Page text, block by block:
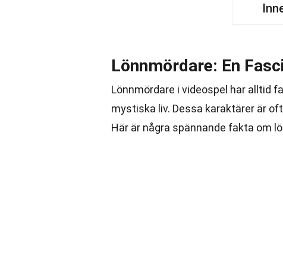
Lönnmördare: En
Lönnmördare i videospel har alltid
mystiska liv. Dessa karaktärer är
Här är några spännande fakta om